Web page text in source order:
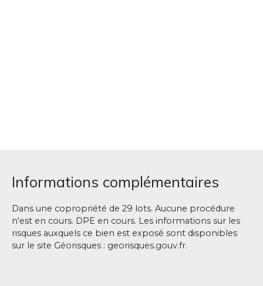
Informations complémentaires
Dans une copropriété de 29 lots. Aucune procédure
n'est en cours. DPE en cours. Les informations sur les
risques auxquels ce bien est exposé sont disponibles
sur le site Géorisques : georisques.gouv.fr.